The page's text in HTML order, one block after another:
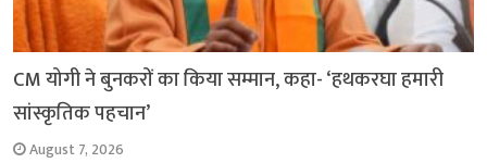
CM योगी ने बुनकरों का किया सम्मान, कहा- ‘हथकरघा हमारी
सांस्कृतिक पहचान’
August 7, 2026